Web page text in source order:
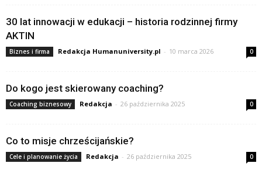
30 lat innowacji w edukacji – historia rodzinnej firmy
AKTIN
Biznes i firma Redakcja Humanuniversity.pl - 10 marca 2026 0
Do kogo jest skierowany coaching?
Coaching biznesowy Redakcja - 26 października 2025 0
Co to misje chrześcijańskie?
Cele i planowanie życia Redakcja - 26 października 2025 0